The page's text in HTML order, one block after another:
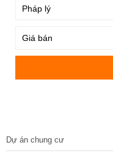
Dự án chung cư